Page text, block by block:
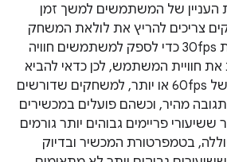
העניין של המשתמשים למשך זמן
צריכים להריץ את לולאת המשחק
הבסיסית שלהם לפחות 30fps כדי לספק למשתמשים חוויה
חוויית המשתמש, לכן כדאי להביא
בחשבון קצב פריימים של 60fps או יותר, למשחקים שדורשים
מהיר, וכשהם פועלים במכשירים
פריימים גבוהים יותר גורמים
בטמפרטורת המכשיר ובדיוק